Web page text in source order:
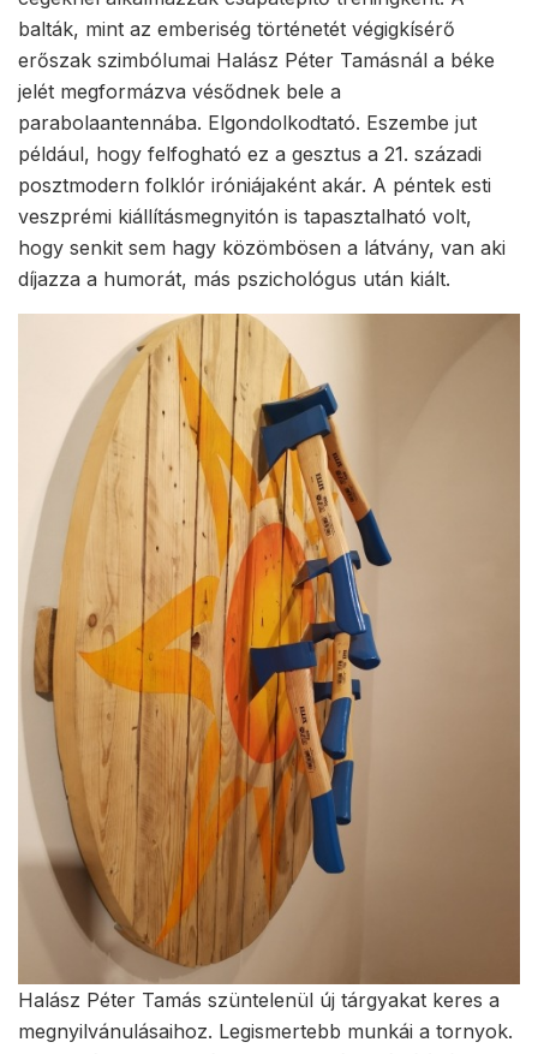
balták, mint az emberiség történetét végigkísérő
erőszak szimbólumai Halász Péter Tamásnál a béke
jelét megformázva vésődnek bele a
parabolaantennába. Elgondolkodtató. Eszembe jut
például, hogy felfogható ez a gesztus a 21. századi
posztmodern folklór iróniájaként akár. A péntek esti
veszprémi kiállításmegnyitón is tapasztalható volt,
hogy senkit sem hagy közömbösen a látvány, van aki
díjazza a humorát, más pszichológus után kiált.
Halász Péter Tamás szüntelenül új tárgyakat keres a
megnyilvánulásaihoz. Legismertebb munkái a tornyok.